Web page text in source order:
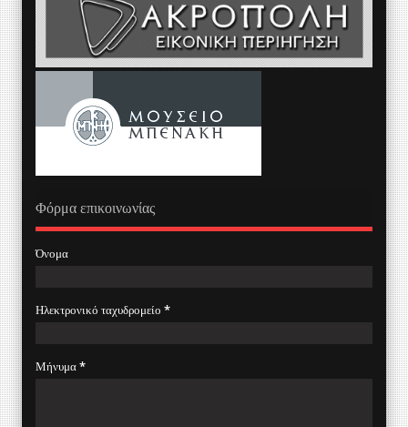
Φόρμα επικοινωνίας
Όνομα
Ηλεκτρονικό ταχυδρομείο *
Μήνυμα*